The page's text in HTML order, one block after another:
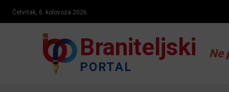
Četvrtak, 6. kolovoza 2026.
Braniteljski
PORTAL
Ne